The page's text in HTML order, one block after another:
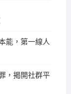
能，第一線人
，揭開社群平